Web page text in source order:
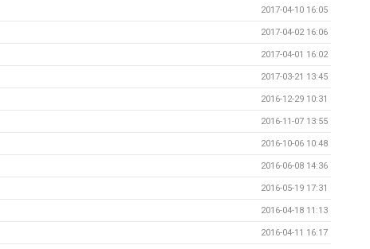
2017-04-10 16:05
2017-04-02 16:06
2017-04-01 16:02
2017-03-21 13:45
2016-12-29 10:31
2016-11-07 13:55
2016-10-06 10:48
2016-06-08 14:36
2016-05-19 17:31
2016-04-18 11:13
2016-04-11 16:17